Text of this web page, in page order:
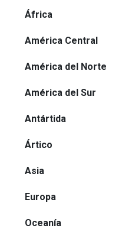
África
América Central
América del Norte
América del Sur
Antártida
Ártico
Asia
Europa
Oceanía